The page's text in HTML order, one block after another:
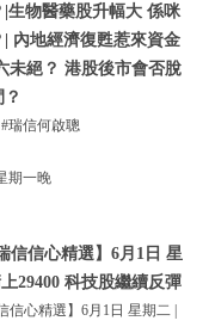
生物醫藥股升幅大 係咪
內地經濟復甦惹來資金
未絕？ 港股後市會否脫
瑞信何啟聰
期一晚
信信心精選】6月1日 星
29400 科技股繼續反彈
信心精選】6月1日 星期二 |